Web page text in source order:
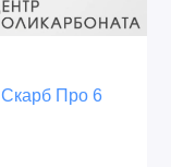
виде
Скарб Про 6